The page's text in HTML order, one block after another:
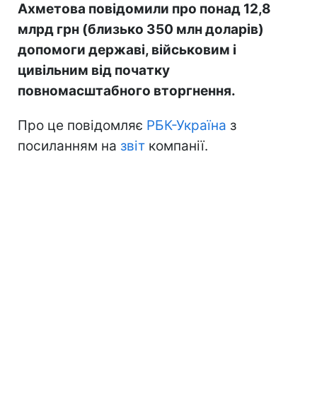
Ахметова повідомили про понад 12,8
млрд грн (близько 350 млн доларів)
допомоги державі, військовим і
цивільним від початку
повномасштабного вторгнення.
Про це повідомляє РБК-Україна з
посиланням на звіт компанії.